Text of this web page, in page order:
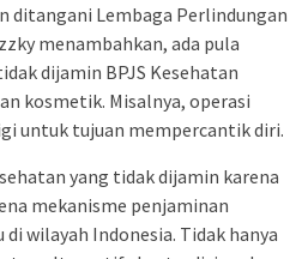
ditangani Lembaga Perlindungan
menambahkan, ada pula
dijamin BPJS Kesehatan
kosmetik. Misalnya, operasi
untuk tujuan mempercantik diri.
yang tidak dijamin karena
mekanisme penjaminan
wilayah Indonesia. Tidak hanya